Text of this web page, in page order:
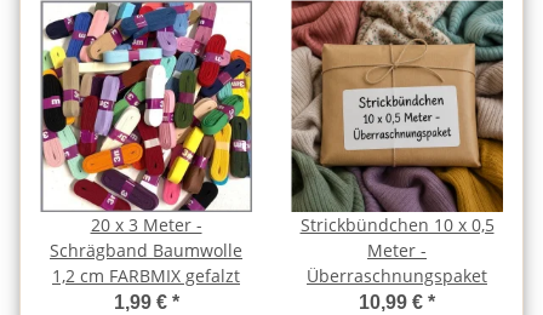
20 x 3 Meter -
Schrägband Baumwolle
1,2 cm FARBMIX gefalzt
1,99 € *
Strickbündchen 10 x 0,5
Meter -
Überraschnungspaket
10,99 € *